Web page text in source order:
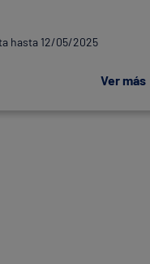
hasta 12/05/2025
Ver más